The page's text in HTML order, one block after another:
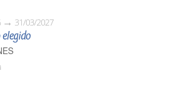
31/03/2027